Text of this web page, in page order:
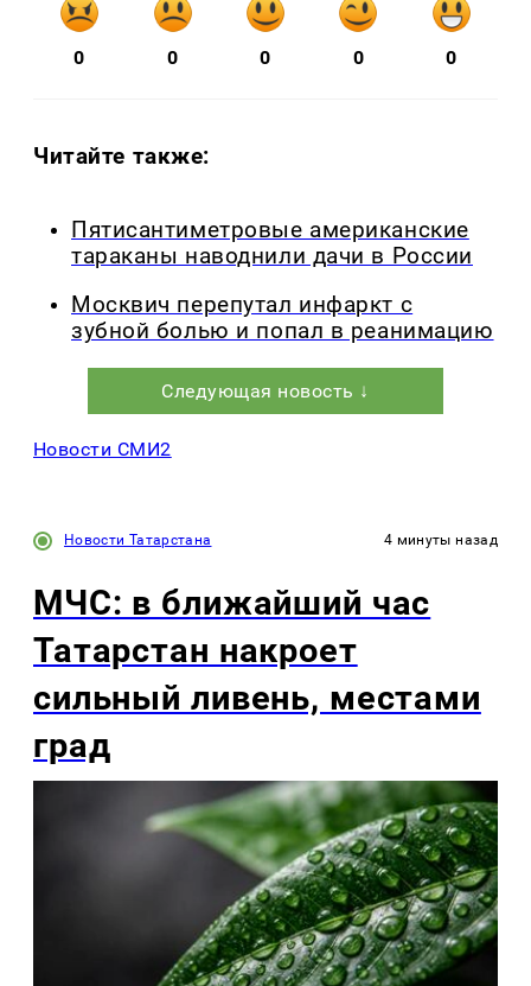
0 0 0 0 0
Читайте также:
Пятисантиметровые американские
тараканы наводнили дачи в России
Москвич перепутал инфаркт с
зубной болью и попал в реанимацию
Следующая новость ↓
Новости СМИ2
Новости Татарстана 4 минуты назад
МЧС: в ближайший час
Татарстан накроет
сильный ливень, местами
град